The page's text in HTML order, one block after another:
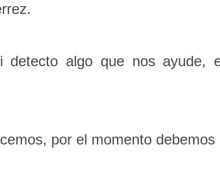
algo que nos ayude,
por el momento debemos